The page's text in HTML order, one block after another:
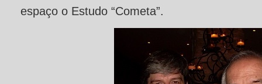
espaço o Estudo “Cometa”.